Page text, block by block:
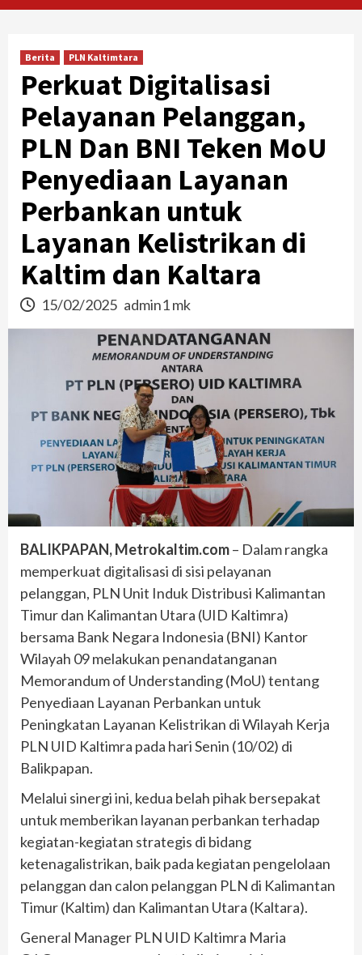
Berita PLN Kaltimtara
Perkuat Digitalisasi
Pelayanan Pelanggan,
PLN Dan BNI Teken MoU
Penyediaan Layanan
Perbankan untuk
Layanan Kelistrikan di
Kaltim dan Kaltara
15/02/2025 admin1 mk
BALIKPAPAN, Metrokaltim.com– Dalam rangka
memperkuat digitalisasi di sisi pelayanan
pelanggan, PLN Unit Induk Distribusi Kalimantan
Timur dan Kalimantan Utara (UID Kaltimra)
bersama Bank Negara Indonesia (BNI) Kantor
Wilayah 09 melakukan penandatanganan
Memorandum of Understanding (MoU) tentang
Penyediaan Layanan Perbankan untuk
Peningkatan Layanan Kelistrikan di Wilayah Kerja
PLN UID Kaltimra pada hari Senin (10/02) di
Balikpapan.
Melalui sinergi ini, kedua belah pihak bersepakat
untuk memberikan layanan perbankan terhadap
kegiatan-kegiatan strategis di bidang
ketenagalistrikan, baik pada kegiatan pengelolaan
pelanggan dan calon pelanggan PLN di Kalimantan
Timur (Kaltim) dan Kalimantan Utara (Kaltara).
General Manager PLN UID Kaltimra Maria